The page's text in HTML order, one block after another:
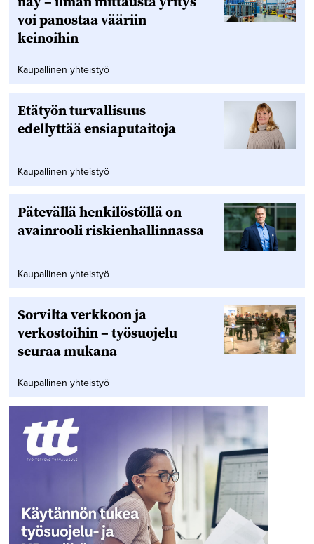
voi panostaa vääriin
keinoihin
Kaupallinen yhteistyö
Etätyön turvallisuus
edellyttää ensiaputaitoja
Kaupallinen yhteistyö
Pätevällä henkilöstöllä on
avainrooli riskienhallinnassa
Kaupallinen yhteistyö
Sorvilta verkkoon ja
verkostoihin – työsuojelu
seuraa mukana
Kaupallinen yhteistyö